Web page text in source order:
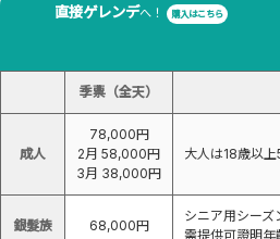
直接ゲレンデへ！ 購入はこちら
季票費用（包括停車費）
季票（全天）
成人
78,000円
2月 58,000円
3月 38,000円
大人は18歳以
銀髮族 68,000円
シニア用シー
需提供可證明年